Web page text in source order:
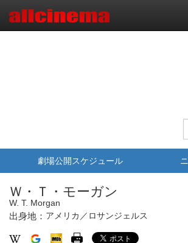
劇場公開スケジュール
Ｗ・Ｔ・モーガン
W. T. Morgan
出身地： アメリカ／ロサンジェルス